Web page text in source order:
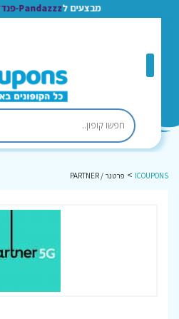
מבצעים לPandazzz-פנדזז
ICOUPONS
> פרטנר / PARTNER